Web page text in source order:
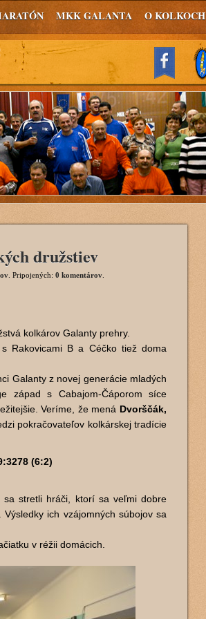
MKK GALANTA O KOLKOCH
družstiev
. Pripojených: 0 komentárov
kolkárov Galanty prehry.
Rakovicami B a Céčko tiež doma
Galanty z novej generácie mladých
západ s Cabajom-Čáporom síce
Veríme, že mená Dvorščák,
pokračovateľov kolkárskej tradície
(6:2)
sa stretli hráči, ktorí sa veľmi dobre
ich vzájomných súbojov sa
v réžii domácich.